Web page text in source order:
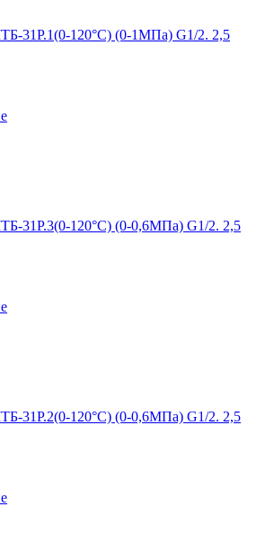
31Р.1(0-120°С) (0-1МПа) G1/2. 2,5
31Р.3(0-120°С) (0-0,6МПа) G1/2. 2,5
31Р.2(0-120°С) (0-0,6МПа) G1/2. 2,5